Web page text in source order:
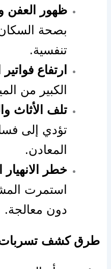
ظهور العفن
بصحة
تنفسية.
ارتفاع فواتير
الكبير من
تلف الأثاث
تؤدي إلى
المعادن.
خطر الانهيار
استمرت
دون معالجة.
طرق كشف تسربات